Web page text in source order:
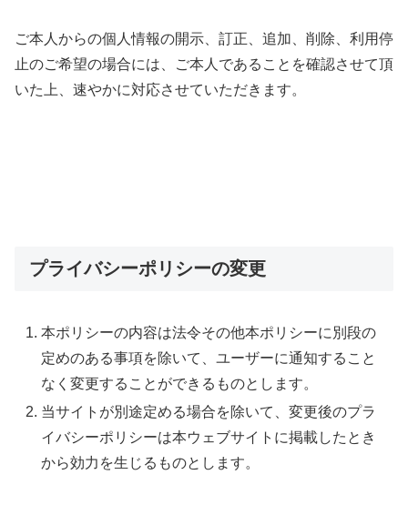
ご本人からの個人情報の開示、訂正、追加、削除、利用停
止のご希望の場合には、ご本人であることを確認させて頂
いた上、速やかに対応させていただきます。
プライバシーポリシーの変更
本ポリシーの内容は法令その他本ポリシーに別段の
定めのある事項を除いて、ユーザーに通知すること
なく変更することができるものとします。
当サイトが別途定める場合を除いて、変更後のプラ
イバシーポリシーは本ウェブサイトに掲載したとき
から効力を生じるものとします。